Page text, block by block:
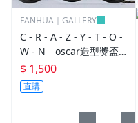
FANHUA｜GALLERY
C - R - A - Z - Y - T - O -
W - N oscar造型獎盃
奧斯卡小金人獎座擺件創
意交換禮物 尾牙活動 企
業學校公司年終頒獎禮物
$ 1,500
直購